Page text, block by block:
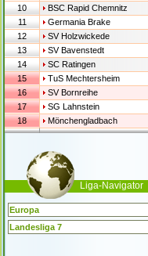
10
BSC Rapid Chemnitz
11
Germania Brake
12
SV Holzwickede
13
SV Bavenstedt
14
SC Ratingen
15
TuS Mechtersheim
16
SV Bornreihe
17
SG Lahnstein
18
Mönchengladbach
Liga-Navigator
Europa
Landesliga 7